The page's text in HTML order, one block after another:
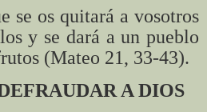
se os quitará a vosotros
y se dará a un pueblo
(Mateo 21, 33-43).
A DIOS